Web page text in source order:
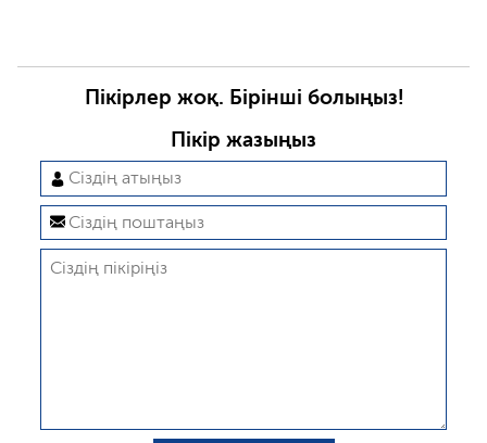
Пікірлер жоқ. Бірінші болыңыз!
Пікір жазыңыз